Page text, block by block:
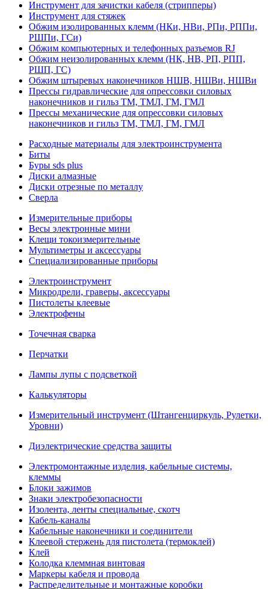
Инструмент для зачистки кабеля (стрипперы)
Инструмент для стяжек
Обжим изолированных клемм (НКи, НВи, РПи, РППи,
РШПи, ГСи)
Обжим компьютерных и телефонных разъемов RJ
Обжим неизолированных клемм (НК, НВ, РП, РПП,
РШП, ГС)
Обжим штыревых наконечников НШВ, НШВи, НШВи
Прессы гидравлические для опрессовки силовых
наконечников и гильз ТМ, ТМЛ, ГМ, ГМЛ
Прессы механические для опрессовки силовых
наконечников и гильз ТМ, ТМЛ, ГМ, ГМЛ
Расходные материалы для электроинструмента
Биты
Буры sds plus
Диски алмазные
Диски отрезные по металлу
Сверла
Измерительные приборы
Весы электронные мини
Клещи токоизмерительные
Мультиметры и аксессуары
Специализированные приборы
Электроинструмент
Микродрели, граверы, аксессуары
Пистолеты клеевые
Электрофены
Точечная сварка
Перчатки
Лампы лупы с подсветкой
Калькуляторы
Измерительный инструмент (Штангенциркуль, Рулетки,
Уровни)
Диэлектрические средства защиты
Электромонтажные изделия, кабельные системы,
клеммы
Блоки зажимов
Знаки электробезопасности
Изолента, ленты специальные, скотч
Кабель-каналы
Кабельные наконечники и соединители
Клеевой стержень для пистолета (термоклей)
Клей
Колодка клеммная винтовая
Маркеры кабеля и провода
Распределительные и монтажные коробки